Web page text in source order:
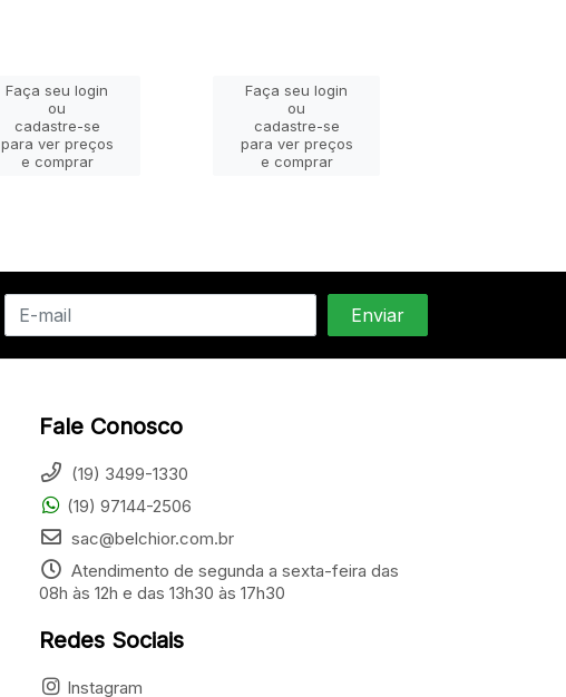
Faça seu login
ou
cadastre-se
para ver preços
e comprar
Faça seu login
ou
cadastre-se
para ver preços
e comprar
Fale Conosco
(19) 3499-1330
(19) 97144-2506
sac@belchior.com.br
Atendimento de segunda a sexta-feira das
08h às 12h e das 13h30 às 17h30
Redes Sociais
Instagram